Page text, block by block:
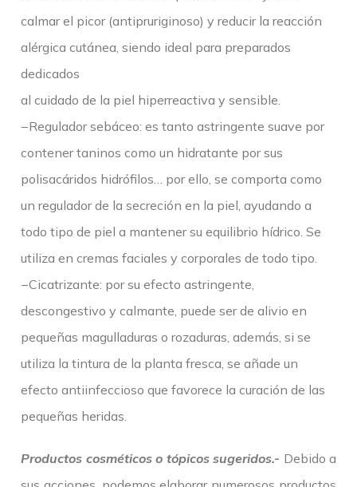
calmar el picor (antipruriginoso) y reducir la reacción
alérgica cutánea, siendo ideal para preparados
dedicados
al cuidado de la piel hiperreactiva y sensible.
−Regulador sebáceo: es tanto astringente suave por
contener taninos como un hidratante por sus
polisacáridos hidrófilos… por ello, se comporta como
un regulador de la secreción en la piel, ayudando a
todo tipo de piel a mantener su equilibrio hídrico. Se
utiliza en cremas faciales y corporales de todo tipo.
−Cicatrizante: por su efecto astringente,
descongestivo y calmante, puede ser de alivio en
pequeñas magulladuras o rozaduras, además, si se
utiliza la tintura de la planta fresca, se añade un
efecto antiinfeccioso que favorece la curación de las
pequeñas heridas.
Productos cosméticos o tópicos sugeridos.- Debido a